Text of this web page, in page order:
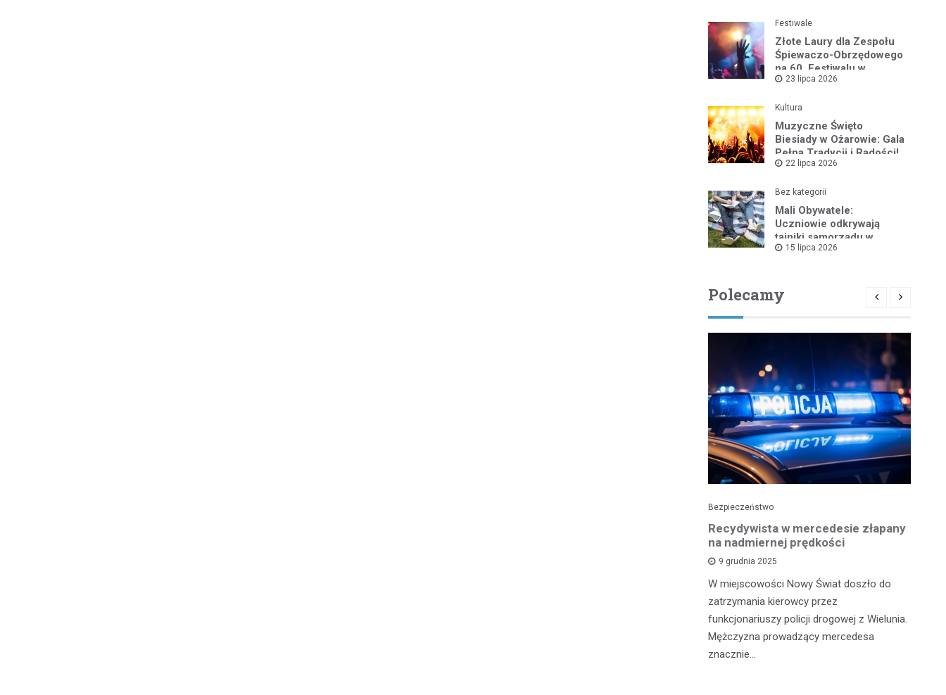
Festiwale
Złote Laury dla Zespołu
Śpiewaczo-Obrzędowego
na 60. Festiwalu w
Kazimierzu Dolnym
23 lipca 2026
Kultura
Muzyczne Święto
Biesiady w Ożarowie: Gala
Pełna Tradycji i Radości!
22 lipca 2026
Bez kategorii
Mali Obywatele:
Uczniowie odkrywają
tajniki samorządu w
Wieluniu
15 lipca 2026
Polecamy
Bezpieczeństwo
Recydywista w mercedesie złapany
na nadmiernej prędkości
9 grudnia 2025
W miejscowości Nowy Świat doszło do
zatrzymania kierowcy przez
funkcjonariuszy policji drogowej z Wielunia.
Mężczyzna prowadzący mercedesa
znacznie…